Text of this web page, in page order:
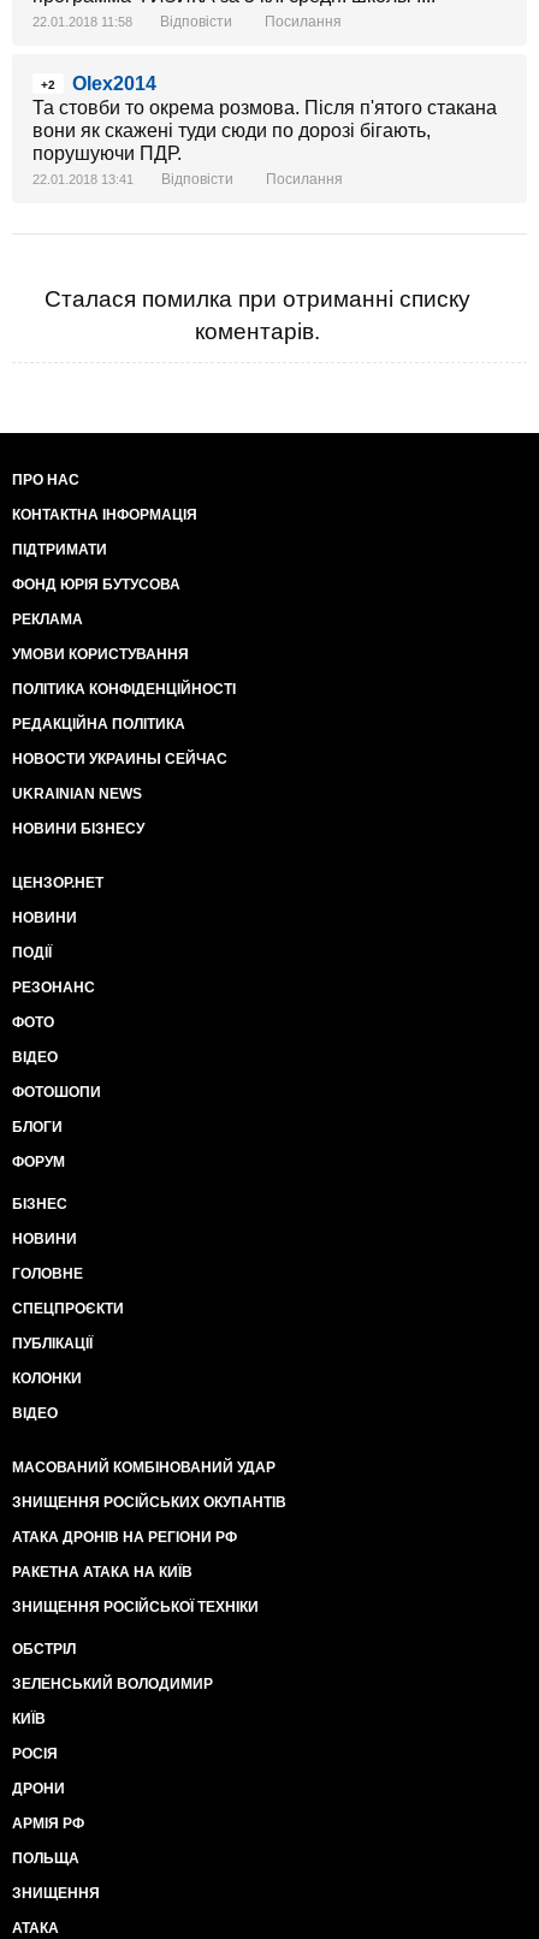
22.01.2018 11:58 Відповісти Посилання
+2
Olex2014
Та стовби то окрема розмова. Після п'ятого стакана
вони як скажені туди сюди по дорозі бігають,
порушуючи ПДР.
22.01.2018 13:41 Відповісти Посилання
Сталася помилка при отриманні списку
коментарів.
ПРО НАС
КОНТАКТНА ІНФОРМАЦІЯ
ПІДТРИМАТИ
ФОНД ЮРІЯ БУТУСОВА
РЕКЛАМА
УМОВИ КОРИСТУВАННЯ
ПОЛІТИКА КОНФІДЕНЦІЙНОСТІ
РЕДАКЦІЙНА ПОЛІТИКА
НОВОСТИ УКРАИНЫ СЕЙЧАС
UKRAINIAN NEWS
НОВИНИ БІЗНЕСУ
ЦЕНЗОР.НЕТ
НОВИНИ
ПОДІЇ
РЕЗОНАНС
ФОТО
ВІДЕО
ФОТОШОПИ
БЛОГИ
ФОРУМ
БІЗНЕС
НОВИНИ
ГОЛОВНЕ
СПЕЦПРОЄКТИ
ПУБЛІКАЦІЇ
КОЛОНКИ
ВІДЕО
МАСОВАНИЙ КОМБІНОВАНИЙ УДАР
ЗНИЩЕННЯ РОСІЙСЬКИХ ОКУПАНТІВ
АТАКА ДРОНІВ НА РЕГІОНИ РФ
РАКЕТНА АТАКА НА КИЇВ
ЗНИЩЕННЯ РОСІЙСЬКОЇ ТЕХНІКИ
ОБСТРІЛ
ЗЕЛЕНСЬКИЙ ВОЛОДИМИР
КИЇВ
РОСІЯ
ДРОНИ
АРМІЯ РФ
ПОЛЬЩА
ЗНИЩЕННЯ
АТАКА